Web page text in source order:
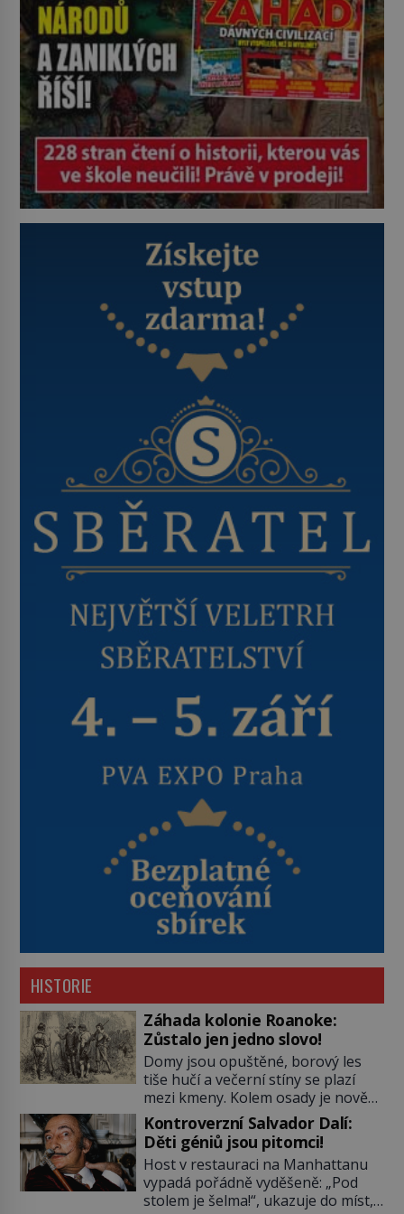
HISTORIE
Záhada kolonie Roanoke:
Zůstalo jen jedno slovo!
Domy jsou opuštěné, borový les
tiše hučí a večerní stíny se plazí
mezi kmeny. Kolem osady je nově
postavená palisáda, ale ani to
nejspíš nedokáže osadníky
zachránit. Muži, ženy, děti – všichni
jsou pryč. Nadobro a navždycky!
Kapitán John White (asi 1539–1593)
v srpnu 1587 naposledy zamává
Kontroverzní Salvador Dalí:
Děti géniů jsou pitomci!
Host v restauraci na Manhattanu
vypadá pořádně vyděšeně: „Pod
stolem je šelma!“, ukazuje do míst,